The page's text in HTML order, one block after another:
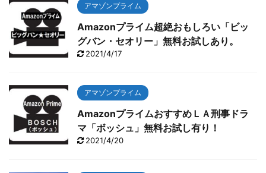
アマゾンプライム
Amazonプライム超絶おもしろい「ビッ
グバン・セオリー」無料お試しあり。
2021/4/17
アマゾンプライム
AmazonプライムおすすめＬＡ刑事ドラ
マ「ボッシュ」無料お試し有り！
2021/4/20